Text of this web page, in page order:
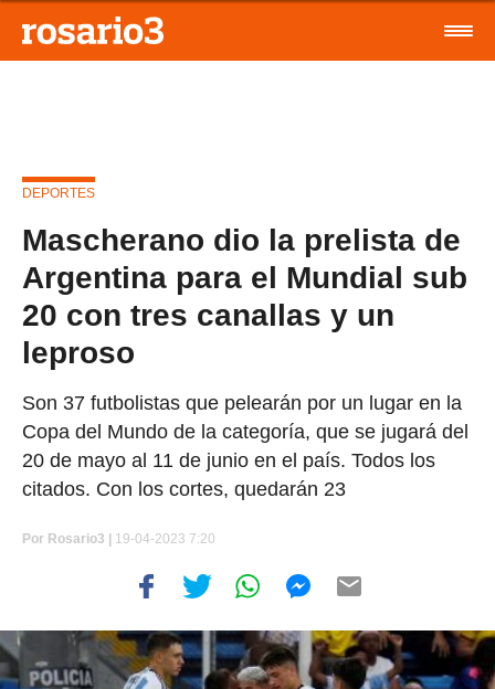
DEPORTES
Mascherano dio la prelista de
Argentina para el Mundial sub
20 con tres canallas y un
leproso
Son 37 futbolistas que pelearán por un lugar en la
Copa del Mundo de la categoría, que se jugará del
20 de mayo al 11 de junio en el país. Todos los
citados. Con los cortes, quedarán 23
Por Rosario3 | 19-04-2023 7:20